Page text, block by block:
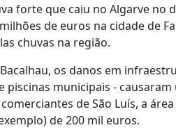
forte que caiu no Algarve
de euros na cidade de
chuvas na região.
os danos em
piscinas municipais -
de São Luís, a
de 200 mil euros.